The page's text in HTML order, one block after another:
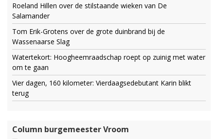
Roeland Hillen over de stilstaande wieken van De
Salamander
Tom Erik-Grotens over de grote duinbrand bij de
Wassenaarse Slag
Watertekort: Hoogheemraadschap roept op zuinig met water
om te gaan
Vier dagen, 160 kilometer: Vierdaagsedebutant Karin blikt
terug
Column burgemeester Vroom